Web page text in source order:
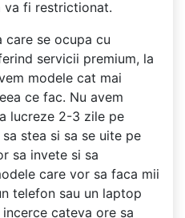
va fi restrictionat.
care se ocupa cu
servicii premium, la
modele cat mai
ce fac. Nu avem
lucreze 2-3 zile pe
stea si sa se uite pe
sa invete si sa
care vor sa faca mii
telefon sau un laptop
cateva ore sa